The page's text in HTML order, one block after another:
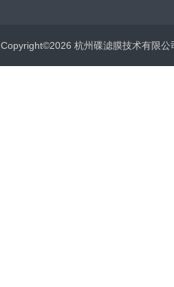
Copyright©2026 杭州碟滤膜技术有限